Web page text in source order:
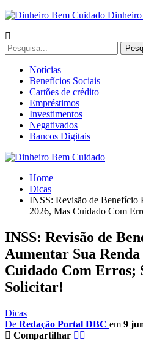
Notícias
Benefícios Sociais
Cartões de crédito
Empréstimos
Investimentos
Negativados
Bancos Digitais
Home
Dicas
INSS: Revisão de Benefício
2026, Mas Cuidado Com
INSS: Revisão de
Aumentar Sua
Cuidado Com Erros;
Solicitar!
Dicas
De Redação Portal DBC em 9
Compartilhar